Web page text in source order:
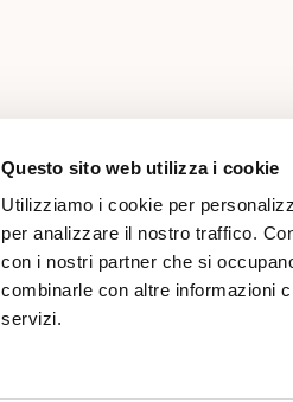
Questo sito web utilizza i cookie
Utilizziamo i cookie per
per analizzare il nostro traffico.
con i nostri partner che si
combinarle con altre informazioni
servizi.